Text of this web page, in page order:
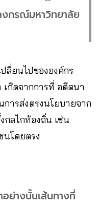
กรณ์มหาวิทยาลัย
ลี่ยนไปขององค์กร
เกิดจากการที่ อดีตนา
ารส่งตรงนโยบายจาก
กลไกท้องถิ่น เช่น
โดยตรง
ย่างนั้นเส้นทางที่